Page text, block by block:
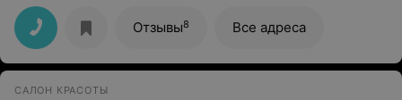
критиковала коллег, которые не качественно
исполняют свою работу.
Отзывы8 Все адреса
САЛОН КРАСОТЫ